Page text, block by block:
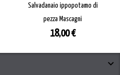
Salvadanaio ippopotamo di
pezza Mascagni
Prezzo
18,00 €
